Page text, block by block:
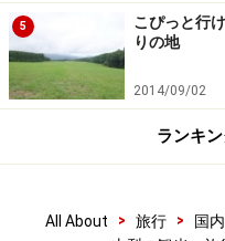
山梨のお菓子系土
5
こぴっと行
りの地
2014/09/02
ランキ
All About > 旅行 > 国